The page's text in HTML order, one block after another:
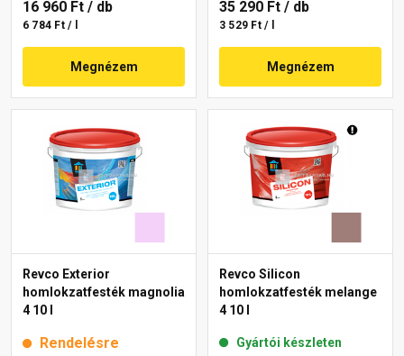
16 960 Ft / db
6 784 Ft / l
Megnézem
35 290 Ft / db
3 529 Ft / l
Megnézem
Revco Exterior
homlokzatfesték magnolia
4 10 l
Rendelésre
Revco Silicon
homlokzatfesték melange
4 10 l
Gyártói készleten